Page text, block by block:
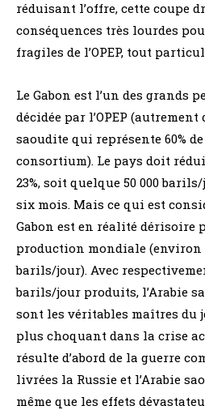
réduisant l’offre, cette coupe
conséquences très lourdes
fragiles de l’OPEP, tout
Le Gabon est l’un des grands
décidée par l’OPEP
saoudite qui représente 60%
consortium). Le pays doit
23%, soit quelque 50 000
six mois. Mais ce qui est
Gabon est en réalité dérisoire
production mondiale (environ
barils/jour). Avec
barils/jour produits, l’Arabie
sont les véritables maîtres du
plus choquant dans la crise
résulte d’abord de la guerre
livrées la Russie et l’Arabie
même que les effets